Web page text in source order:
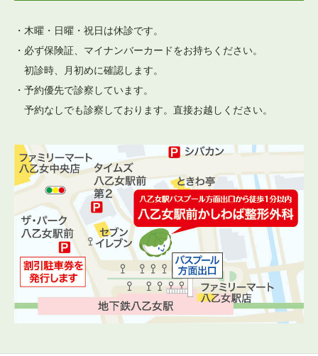
・木曜・日曜・祝日は休診です。
・必ず保険証、マイナンバーカードをお持ちください。
初診時、月初めに確認します。
・予約優先で診察しています。
予約なしでも診察しております。直接お越しください。